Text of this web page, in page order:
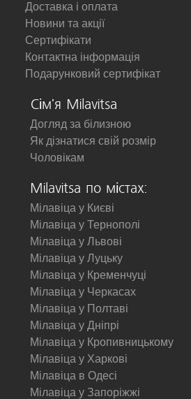
Доставка і оплата
Новини та акції
Сертифікати
Контактна інформація
Подарунковий сертифікат
Сім'я Milavitsa
Догляд за білизною
Як дізнатися свій розмір
Чоловікам
Milavitsa по містах:
Мілавіца у Києві
Мілавіца у Тернополі
Мілавіца у Львові
Мілавіца у Луцьку
Мілавіца у Кременчуці
Мілавіца у Черкасах
Мілавіца у Полтаві
Мілавіца у Дніпрі
Мілавіца у Кропивницькому
Мілавіца у Харкові
Мілавіца в Одесі
Мілавіца у Запоріжжі